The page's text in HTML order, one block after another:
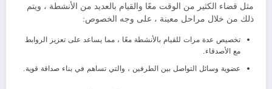
مثل قضاء الكثير من الوقت معًا والقيام بالعديد من الأنشطة ، ويتم
ذلك من خلال مراحل معينة ، على وجه الخصوص:
تخصيص عدة مرات للقيام بالأنشطة معًا ، مما يساعد على تعزيز الروابط
مع الأصدقاء.
عضوية وسائل التواصل بين الطرفين ، والتي تساهم في بناء صداقة قوية.